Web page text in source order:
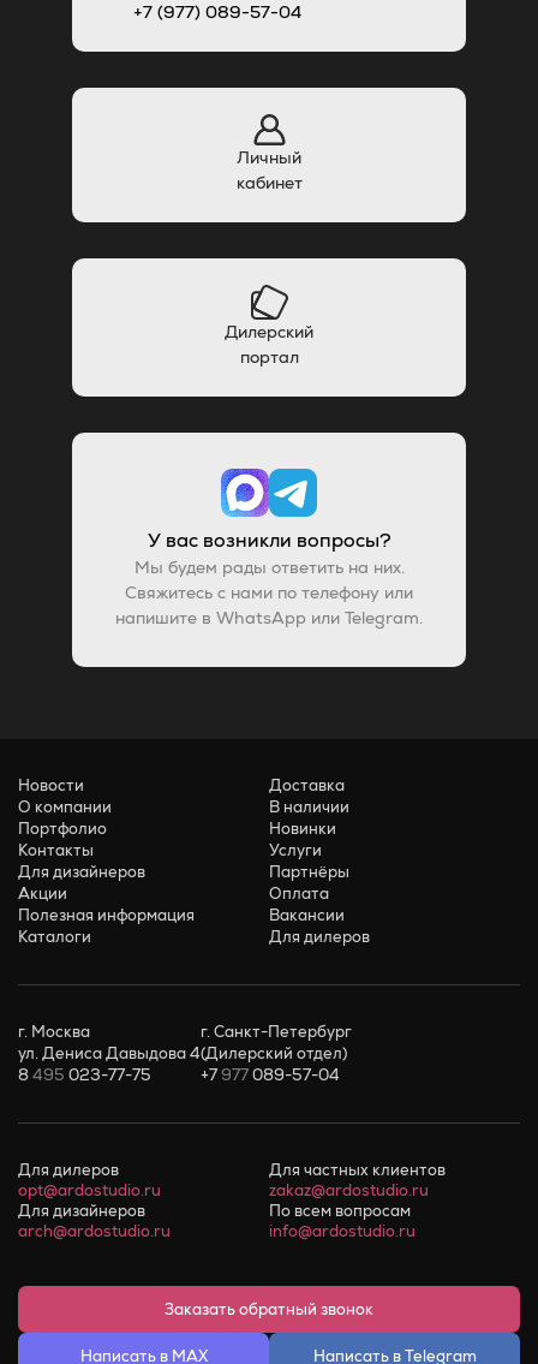
+7 (977) 089-57-04
Личный
кабинет
Дилерский
портал
У вас возникли вопросы?
Мы будем рады ответить на них.
Свяжитесь с нами по телефону или
напишите в WhatsApp или Telegram.
Новости
О компании
Портфолио
Контакты
Для дизайнеров
Акции
Полезная информация
Каталоги
Доставка
В наличии
Новинки
Услуги
Партнёры
Оплата
Вакансии
Для дилеров
г. Москва
ул. Дениса Давыдова 4
8495 023-77-75
г. Санкт-Петербург
(Дилерский отдел)
+7977089-57-04
Для дилеров
opt@ardostudio.ru
Для частных клиентов
zakaz@ardostudio.ru
Для дизайнеров
arch@ardostudio.ru
По всем вопросам
info@ardostudio.ru
Заказать обратный звонок
Написать в MAX Написать в Telegram